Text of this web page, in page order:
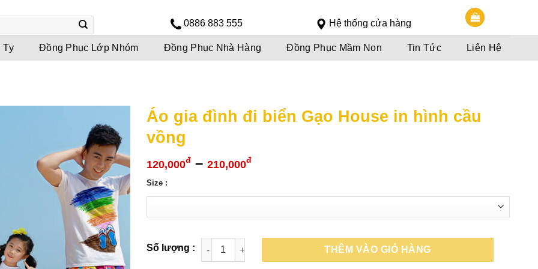
0886 883 555 Hệ thống cửa hàng
Ty Đồng Phục Lớp Nhóm Đồng Phục Nhà Hàng Đồng Phục Mầm Non Tin Tức Liên Hệ
Áo gia đình đi biển Gạo House in hình cầu
vồng
120,000đ – 210,000đKhoảng
đến
210,000đ
Size :
THÊM VÀO GIỎ HÀNG